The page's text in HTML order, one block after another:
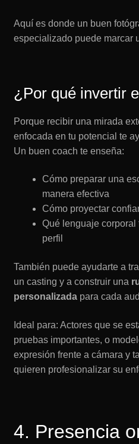
Aquí es donde un buen
especializado puede marcar
¿Por qué invertir
Porque recibir una mirada
enfocada en tu potencial te
Un buen coach te enseña:
Cómo preparar una
manera efectiva
Cómo proyectar
Qué lenguaje corporal
perfil
También puede ayudarte a
un casting y a construir una
personalizadapara cada
Ideal para: Actores que se
pruebas importantes, o
expresión frente a cámara y
quieren profesionalizar su
4. Presencia